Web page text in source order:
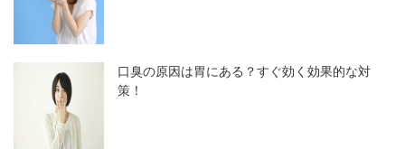
口臭の原因は胃にある？すぐ効く効果的な対
策！